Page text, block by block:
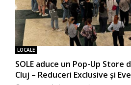
LOCALE
SOLE aduce un Pop-Up Store
Cluj – Reduceri Exclusive și